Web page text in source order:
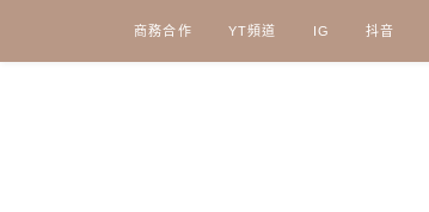
content
商務合作 YT頻道 IG 抖音